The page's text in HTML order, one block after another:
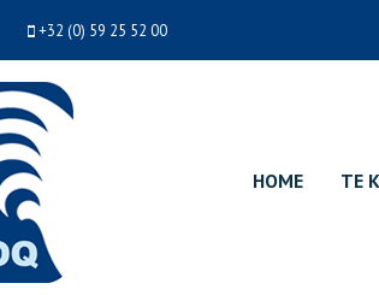
+32 (0) 59 25 52 00
HOME TE